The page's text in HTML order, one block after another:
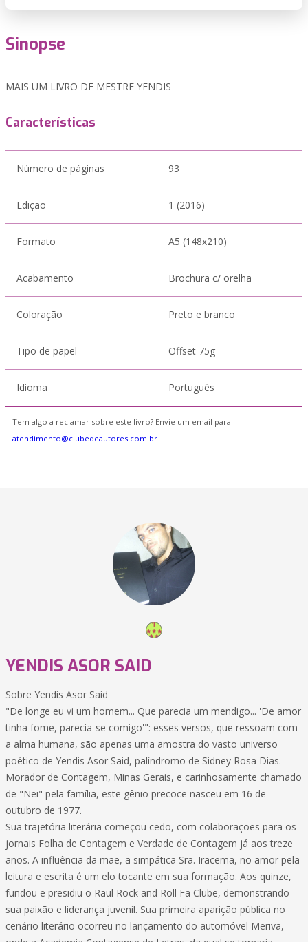
Sinopse
MAIS UM LIVRO DE MESTRE YENDIS
Características
Número de páginas 93
Edição 1 (2016)
Formato A5 (148x210)
Acabamento Brochura c/ orelha
Coloração Preto e branco
Tipo de papel Offset 75g
Idioma Português
Tem algo a reclamar sobre este livro? Envie um email para
atendimento@clubedeautores.com.br
YENDIS ASOR SAID
Sobre Yendis Asor Said
"De longe eu vi um homem... Que parecia um mendigo... 'De amor
tinha fome, parecia-se comigo'": esses versos, que ressoam com
a alma humana, são apenas uma amostra do vasto universo
poético de Yendis Asor Said, palíndromo de Sidney Rosa Dias.
Morador de Contagem, Minas Gerais, e carinhosamente chamado
de "Nei" pela família, este gênio precoce nasceu em 16 de
outubro de 1977.
Sua trajetória literária começou cedo, com colaborações para os
jornais Folha de Contagem e Verdade de Contagem já aos treze
anos. A influência da mãe, a simpática Sra. Iracema, no amor pela
leitura e escrita é um elo tocante em sua formação. Aos quinze,
fundou e presidiu o Raul Rock and Roll Fã Clube, demonstrando
sua paixão e liderança juvenil. Sua primeira aparição pública no
cenário literário ocorreu no lançamento do automóvel Meriva,